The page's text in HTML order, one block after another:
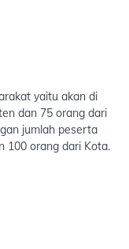
yaitu akan di
dan 75 orang dari
jumlah peserta
100 orang dari Kota.